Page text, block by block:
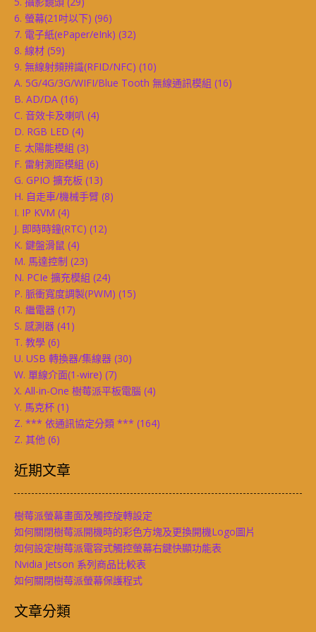
6. 螢幕(21吋以下) (96)
7. 電子紙(ePaper/eInk) (32)
8. 線材 (59)
9. 無線射頻辨識(RFID/NFC) (10)
A. 5G/4G/3G/WIFI/Blue Tooth 無線通訊模組 (16)
B. AD/DA (16)
C. 音效卡及喇叭 (4)
D. RGB LED (4)
E. 太陽能模組 (3)
F. 雷射測距模組 (6)
G. GPIO 擴充板 (13)
H. 自走車/機械手臂 (8)
I. IP KVM (4)
J. 即時時鐘(RTC) (12)
K. 鍵盤滑鼠 (4)
M. 馬達控制 (23)
N. PCIe 擴充模組 (24)
P. 脈衝寬度調製(PWM) (15)
R. 繼電器 (17)
S. 感測器 (41)
T. 教學 (6)
U. USB 轉換器/集線器 (30)
W. 單線介面(1-wire) (7)
X. All-in-One 樹莓派平板電腦 (4)
Y. 馬克杯 (1)
Z. *** 依通訊協定分類 *** (164)
Z. 其他 (6)
近期文章
樹莓派螢幕畫面及觸控旋轉設定
如何關閉樹莓派開機時的彩色方塊及更換開機Logo圖片
如何設定樹莓派電容式觸控螢幕右鍵快顯功能表
Nvidia Jetson 系列商品比較表
如何關閉樹莓派螢幕保護程式
文章分類